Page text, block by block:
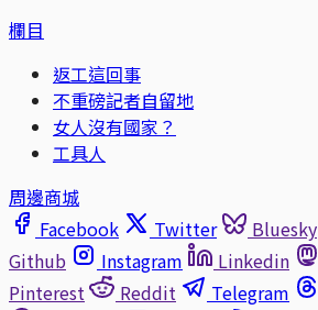
欄目
返工這回事
不重磅記者自留地
女人沒有國家？
工具人
周邊商城
Facebook
Twitter Bluesky
Github
Instagram Linkedin
Pinterest
Reddit Telegram